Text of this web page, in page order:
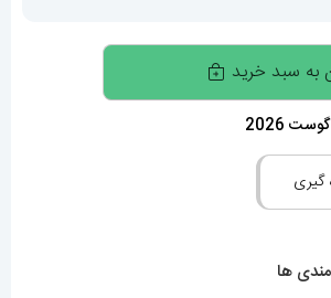
به سبد خرید
گیری
ها